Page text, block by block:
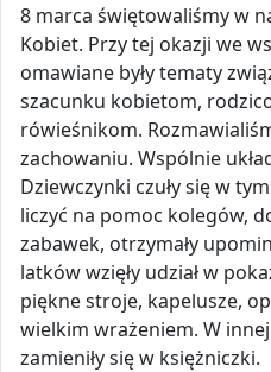
8 marca świętowaliśmy w
Kobiet. Przy tej okazji we
omawiane były tematy
szacunku kobietom,
rówieśnikom.
zachowaniu. Wspólnie
Dziewczynki czuły się w
liczyć na pomoc kolegów,
zabawek, otrzymały
latków wzięły udział w
piękne stroje, kapelusze,
wielkim wrażeniem. W
zamieniły się w księżniczki.